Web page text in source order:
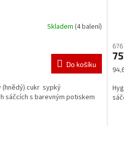
Skladem (4 balení)
Do košíku
(hnědý) cukr sypký
sáčcích s barevným potiskem